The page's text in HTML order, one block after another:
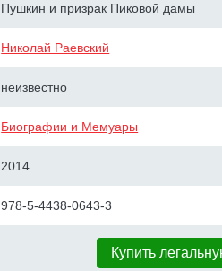
Пушкин и призрак Пиковой дамы
Николай Раевский
неизвестно
Биографии и Мемуары
2014
978-5-4438-0643-3
Купить